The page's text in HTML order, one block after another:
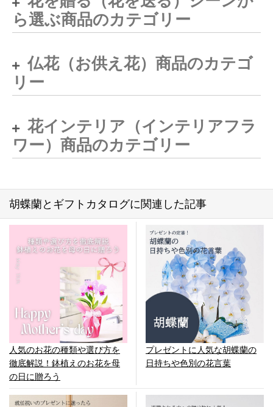
ら選ぶ商品のカテゴリー
仏花（お供え花）商品のカテゴ
リー
花インテリア（インテリアフラ
ワー）商品のカテゴリー
胡蝶蘭とギフトカタログに関連した記事
人気のお花の種類や選び方を
徹底解説！鉢植えのお花を母
の日に贈ろう
プレゼントに人気な胡蝶蘭の
日持ちや色別の花言葉